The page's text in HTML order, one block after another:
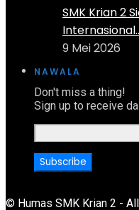
SMK Krian 2
9 Mei 2026
NAWALA
Don't miss a thing!
Sign up to receive
© Humas SMK Krian 2 -